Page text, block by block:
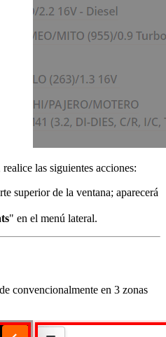
las siguientes acciones:
superior de la ventana; aparecerá
" en el menú lateral.
convencionalmente en 3 zonas